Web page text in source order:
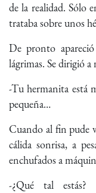
de la realidad. Sólo
trataba sobre unos
De pronto
lágrimas. Se dirigió a
-Tu hermanita está
pequeña…
Cuando al fin pude
cálida sonrisa, a
enchufados a
-¿Qué tal estás?